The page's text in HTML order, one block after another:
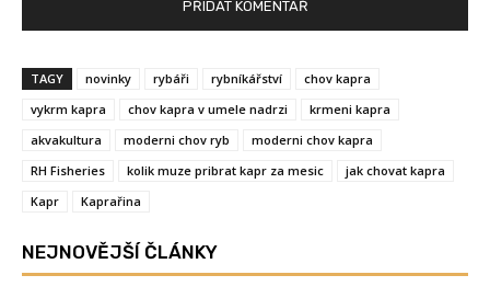
TAGY novinky rybáři rybníkářství
chov kapra
vykrm kapra
chov kapra v umele nadrzi
krmeni kapra
akvakultura
moderni chov ryb
moderni chov kapra
RH Fisheries
kolik muze pribrat kapr za mesic
jak chovat kapra
Kapr
Kaprařina
NEJNOVĚJŠÍ ČLÁNKY